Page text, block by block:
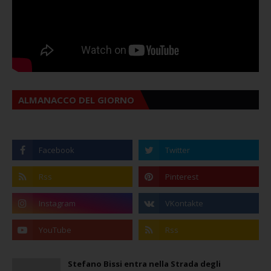
ALMANACCO DEL GIORNO
Stefano Bissi entra nella Strada degli